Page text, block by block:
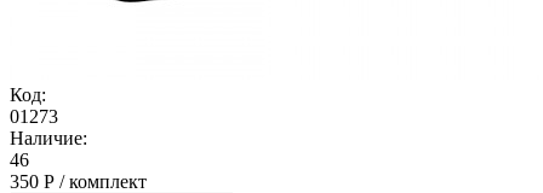
Код:
01273
Наличие:
46
350 Р / комплект